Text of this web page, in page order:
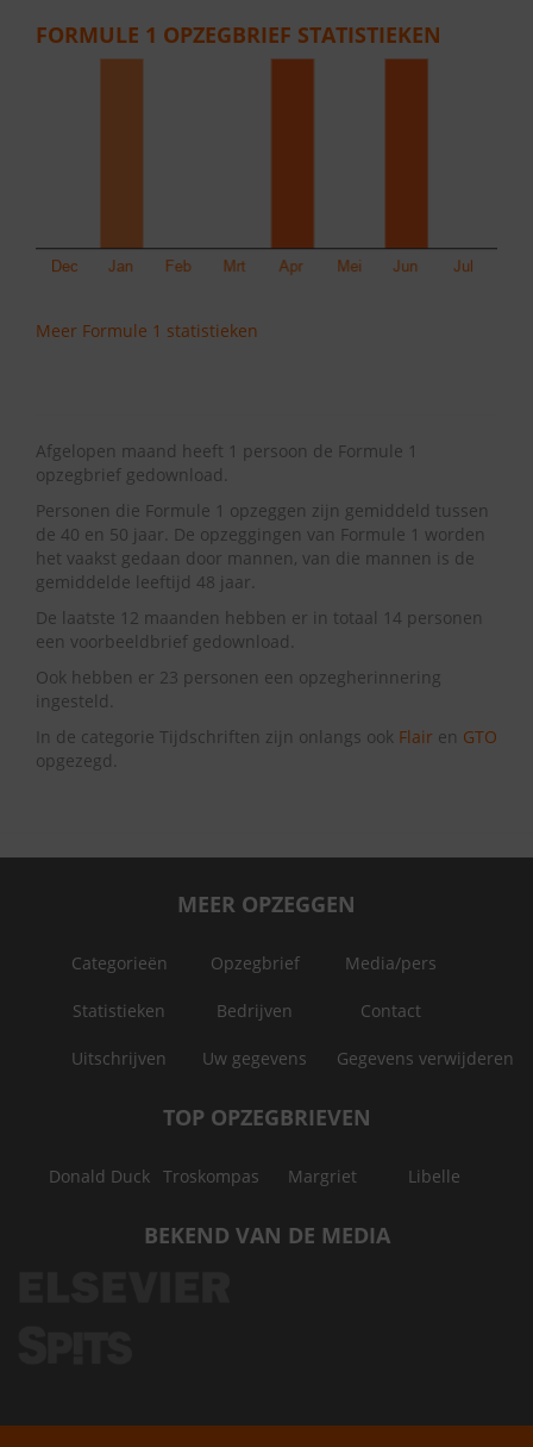
FORMULE 1 OPZEGBRIEF STATISTIEKEN
Meer Formule 1 statistieken
Afgelopen maand heeft 1 persoon de Formule 1
opzegbrief gedownload.
Personen die Formule 1 opzeggen zijn gemiddeld tussen
de 40 en 50 jaar. De opzeggingen van Formule 1 worden
het vaakst gedaan door mannen, van die mannen is de
gemiddelde leeftijd 48 jaar.
De laatste 12 maanden hebben er in totaal 14 personen
een voorbeeldbrief gedownload.
Ook hebben er 23 personen een opzegherinnering
ingesteld.
In de categorie Tijdschriften zijn onlangs ook Flair en GTO
opgezegd.
MEER OPZEGGEN
Categorieën Opzegbrief Media/pers
Statistieken Bedrijven Contact
Uitschrijven Uw gegevens Gegevens verwijderen
TOP OPZEGBRIEVEN
Donald Duck Troskompas Margriet Libelle
BEKEND VAN DE MEDIA